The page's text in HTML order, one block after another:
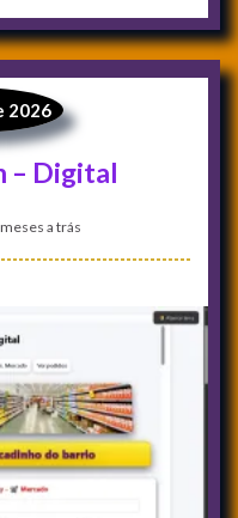
2026
– Digital
a trás